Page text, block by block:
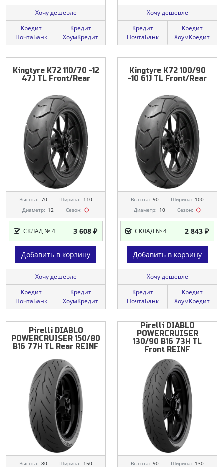
Хочу дешевле
Кредит
ПочтаБанк
Кредит
ХоумКредит
Хочу дешевле
Кредит
ПочтаБанк
Кредит
ХоумКредит
Kingtyre K72 110/70 -12
47J TL Front/Rear
Высота: 70 Ширина: 110
Диаметр: 12 Сезон:
СКЛАД № 4 3 608 ₽
Добавить в корзину
Хочу дешевле
Кредит
ПочтаБанк
Кредит
ХоумКредит
Kingtyre K72 100/90
-10 61J TL Front/Rear
Высота: 90 Ширина: 100
Диаметр: 10 Сезон:
СКЛАД № 4 2 843 ₽
Добавить в корзину
Хочу дешевле
Кредит
ПочтаБанк
Кредит
ХоумКредит
Pirelli DIABLO
POWERCRUISER 150/80
B16 77H TL Rear REINF
Высота: 80 Ширина: 150
Pirelli DIABLO
POWERCRUISER
130/90 B16 73H TL
Front REINF
Высота: 90 Ширина: 130